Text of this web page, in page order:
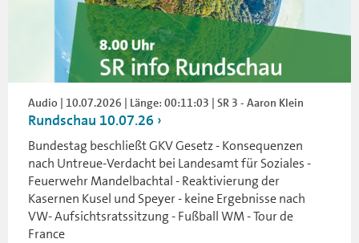
Audio | 10.07.2026 | Länge: 00:11:03 | SR 3 - Aaron Klein
Rundschau 10.07.26
Bundestag beschließt GKV Gesetz - Konsequenzen
nach Untreue-Verdacht bei Landesamt für Soziales -
Feuerwehr Mandelbachtal - Reaktivierung der
Kasernen Kusel und Speyer - keine Ergebnisse nach
VW- Aufsichtsratssitzung - Fußball WM - Tour de
France